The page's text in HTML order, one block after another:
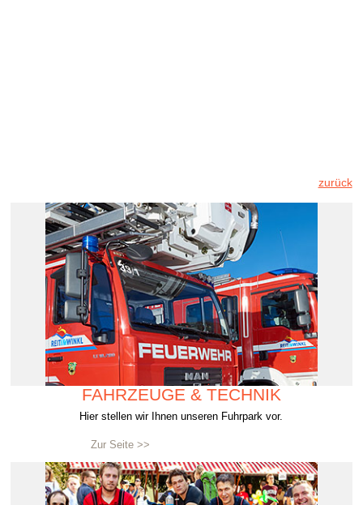
zurück
FAHRZEUGE & TECHNIK
Hier stellen wir Ihnen unseren Fuhrpark vor.
Zur Seite >>